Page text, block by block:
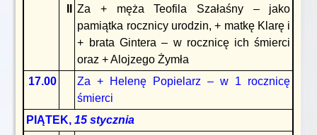
Za + męża Teofila Szałaśny – jako
pamiątka rocznicy urodzin, + matkę Klarę i
+ brata Gintera – w rocznicę ich śmierci
oraz + Alojzego Żymła
17.00
Za + Helenę Popielarz – w 1 rocznicę
śmierci
PIĄTEK,15 stycznia